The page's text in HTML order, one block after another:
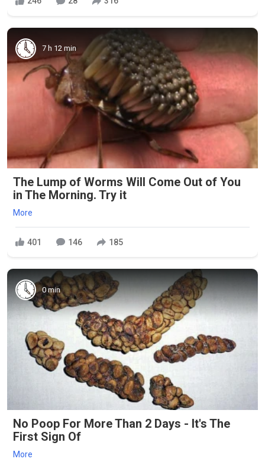
7 h 12 min
The Lump of Worms Will Come Out of You
in The Morning. Try it
More
401 146 185
0 min
No Poop For More Than 2 Days - It's The
First Sign Of
More